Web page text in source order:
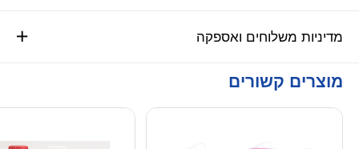
מדיניות משלוחים ואספקה
מוצרים קשורים